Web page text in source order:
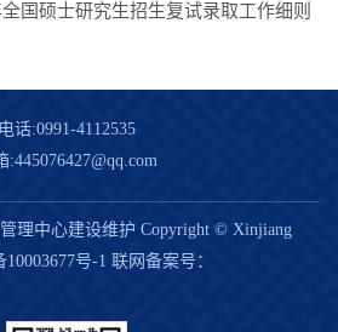
国硕士研究生招生复试录取工作细则
电话:0991-4112535
:445076427@qq.com
理中心建设维护 Copyright © Xinjiang
10003677号-1 联网备案号：